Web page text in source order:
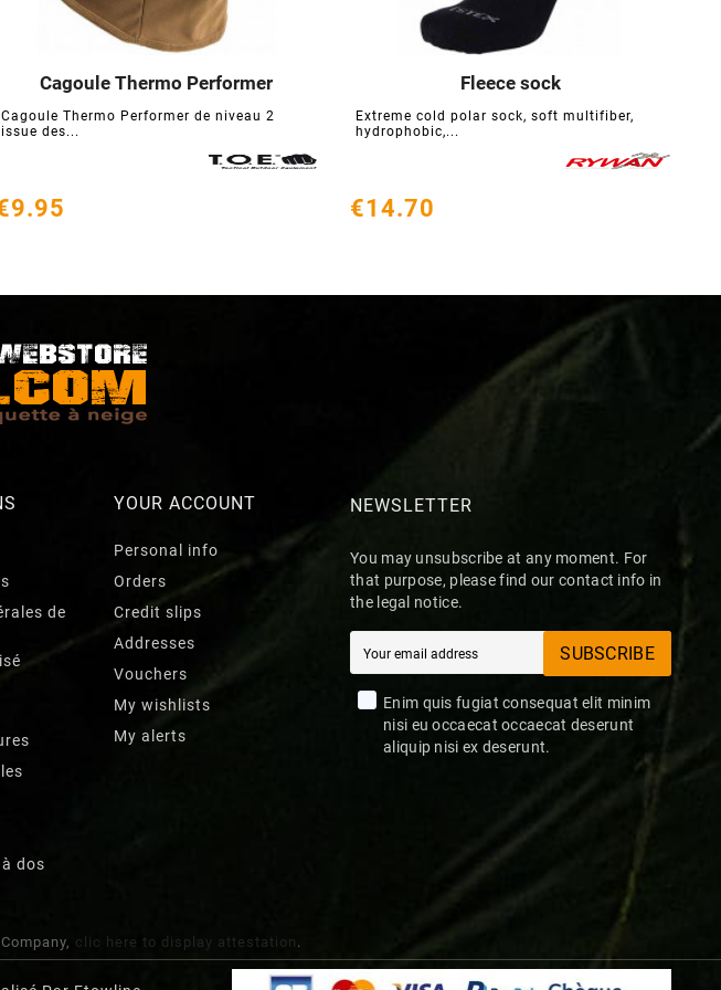
Cagoule Thermo Performer
Cagoule Thermo Performer de niveau 2
issue des...

Fleece sock
Extreme cold polar sock, soft multifiber,
hydrophobic,...
€14.70
de
dos
YOUR ACCOUNT
Personal info
Orders
Credit slips
Addresses
Vouchers
My wishlists
My alerts
NEWSLETTER
You may unsubscribe at any moment. For
that purpose, please find our contact info in
the legal notice.
SUBSCRIBE
Enim quis fugiat consequat elit minim
nisi eu occaecat occaecat deserunt
aliquip nisi ex deserunt.
clic here to display attestation .